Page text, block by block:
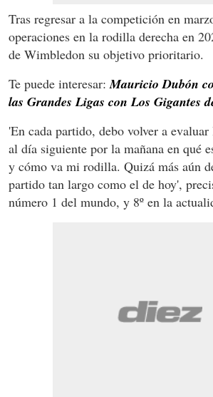
Tras regresar a la competición en
operaciones en la rodilla derecha en
de Wimbledon su objetivo prioritario.
Te puede interesar: Mauricio Dubón
las Grandes Ligas con Los Gigantes
'En cada partido, debo volver a
al día siguiente por la mañana en qué
y cómo va mi rodilla. Quizá más aún
partido tan largo como el de hoy',
número 1 del mundo, y 8º en la